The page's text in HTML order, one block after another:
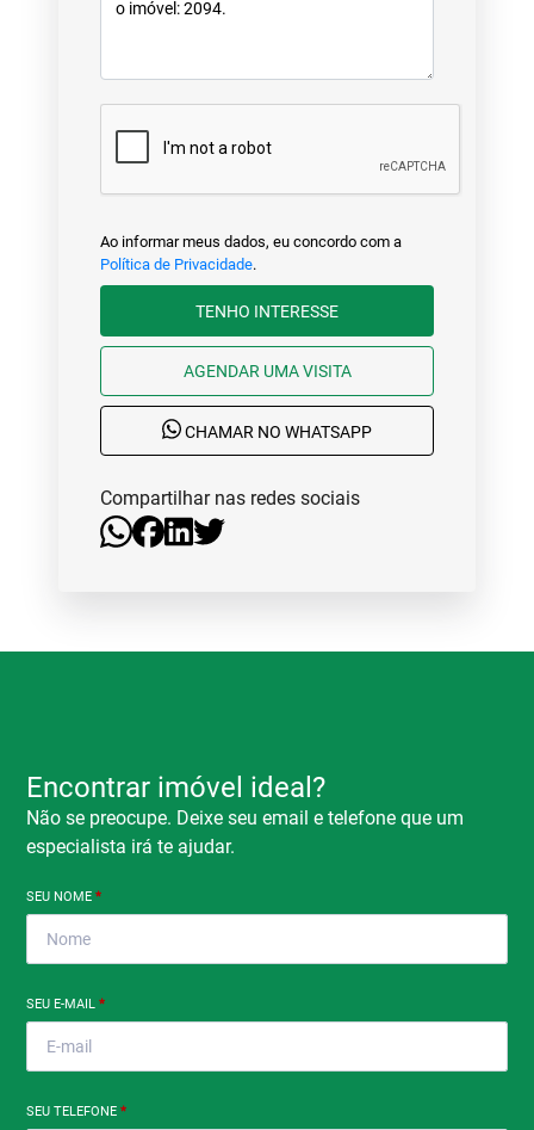
Ao informar meus dados, eu concordo com a
Política de Privacidade.
TENHO INTERESSE
AGENDAR UMA VISITA
CHAMAR NO WHATSAPP
Compartilhar nas redes sociais
Encontrar imóvel ideal?
Não se preocupe. Deixe seu email e telefone que um
especialista irá te ajudar.
SEU NOME*
SEU E-MAIL*
SEU TELEFONE*